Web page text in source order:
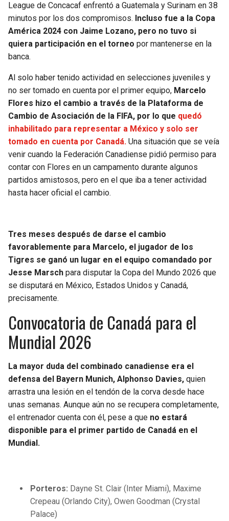
League de Concacaf enfrentó a Guatemala y Surinam en 38
minutos por los dos compromisos. Incluso fue a la Copa
América 2024 con Jaime Lozano, pero no tuvo si
quiera participación en el torneo por mantenerse en la
banca.
Al solo haber tenido actividad en selecciones juveniles y
no ser tomado en cuenta por el primer equipo, Marcelo
Flores hizo el cambio a través de la Plataforma de
Cambio de Asociación de la FIFA, por lo que quedó
inhabilitado para representar a México y solo ser
tomado en cuenta por Canadá. Una situación que se veía
venir cuando la Federación Canadiense pidió permiso para
contar con Flores en un campamento durante algunos
partidos amistosos, pero en el que iba a tener actividad
hasta hacer oficial el cambio.
Tres meses después de darse el cambio
favorablemente para Marcelo, el jugador de los
Tigres se ganó un lugar en el equipo comandado por
Jesse Marsch para disputar la Copa del Mundo 2026 que
se disputará en México, Estados Unidos y Canadá,
precisamente.
Convocatoria de Canadá para el
Mundial 2026
La mayor duda del combinado canadiense era el
defensa del Bayern Munich, Alphonso Davies, quien
arrastra una lesión en el tendón de la corva desde hace
unas semanas. Aunque aún no se recupera completamente,
el entrenador cuenta con él, pese a que no estará
disponible para el primer partido de Canadá en el
Mundial.
Porteros: Dayne St. Clair (Inter Miami), Maxime
Crepeau (Orlando City), Owen Goodman (Crystal
Palace)